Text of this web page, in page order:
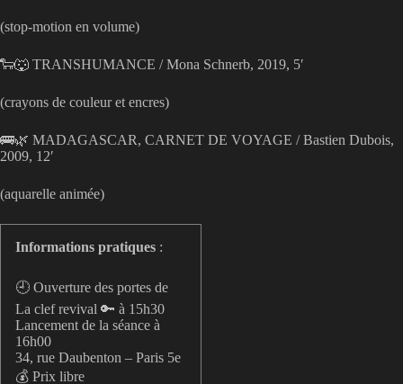
(stop-motion en volume)
🐑🐺 TRANSHUMANCE / Mona Schnerb, 2019, 5′
(crayons de couleur et encres)
🚌🌿 MADAGASCAR, CARNET DE VOYAGE / Bastien Dubois,
2009, 12′
(aquarelle animée)
Informations pratiques :
🕘 Ouverture des portes de
La clef revival 🔑 à 15h30
Lancement de la séance à
16h00
34, rue Daubenton – Paris 5e
💰 Prix libre